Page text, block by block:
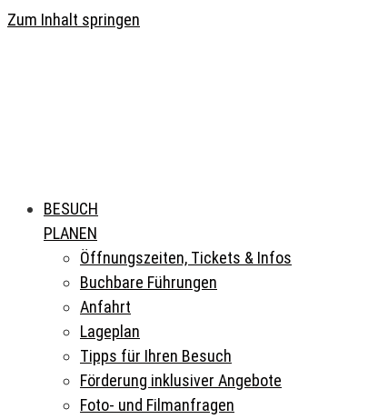
Zum Inhalt springen
BESUCH
PLANEN
Öffnungszeiten, Tickets & Infos
Buchbare Führungen
Anfahrt
Lageplan
Tipps für Ihren Besuch
Förderung inklusiver Angebote
Foto- und Filmanfragen